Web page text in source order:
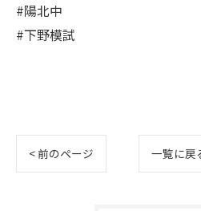
#陽北中
#下野模試
< 前のページ 一覧に戻